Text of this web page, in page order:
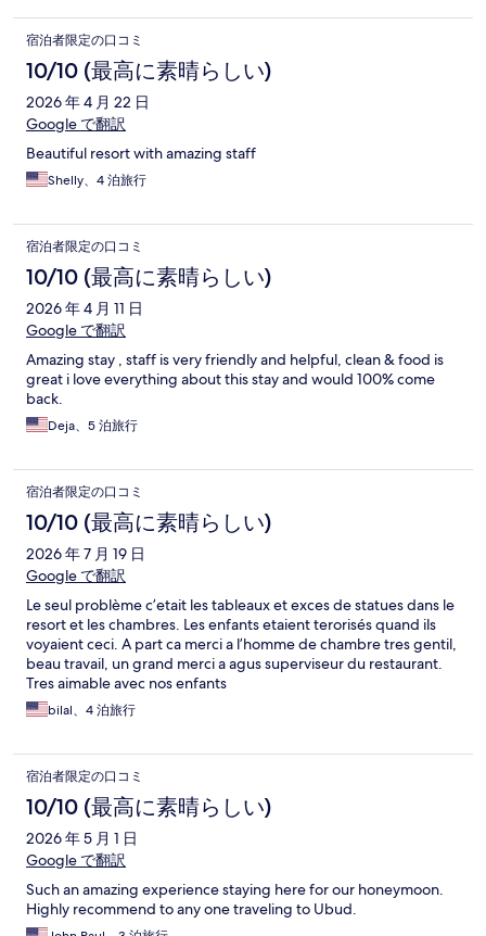
宿泊者限定の口コミ
10/10 (最高に素晴らしい)
2026 年 4 月 22 日
Google で翻訳
Beautiful resort with amazing staff
Shelly、4 泊旅行
宿泊者限定の口コミ
10/10 (最高に素晴らしい)
2026 年 4 月 11 日
Google で翻訳
Amazing stay , staff is very friendly and helpful, clean & food is
great i love everything about this stay and would 100% come
back.
Deja、5 泊旅行
宿泊者限定の口コミ
10/10 (最高に素晴らしい)
2026 年 7 月 19 日
Google で翻訳
Le seul problème c’etait les tableaux et exces de statues dans le
resort et les chambres. Les enfants etaient terorisés quand ils
voyaient ceci. A part ca merci a l’homme de chambre tres gentil,
beau travail, un grand merci a agus superviseur du restaurant.
Tres aimable avec nos enfants
bilal、4 泊旅行
宿泊者限定の口コミ
10/10 (最高に素晴らしい)
2026 年 5 月 1 日
Google で翻訳
Such an amazing experience staying here for our honeymoon.
Highly recommend to any one traveling to Ubud.